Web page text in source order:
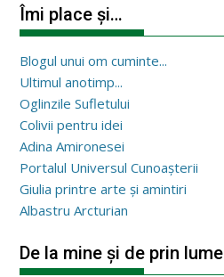
Îmi place și…
Blogul unui om cuminte...
Ultimul anotimp...
Oglinzile Sufletului
Colivii pentru idei
Adina Amironesei
Portalul Universul Cunoașterii
Giulia printre arte și amintiri
Albastru Arcturian
De la mine și de prin lume